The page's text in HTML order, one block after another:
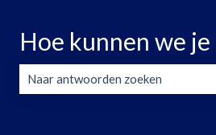
Hoe kunnen we je